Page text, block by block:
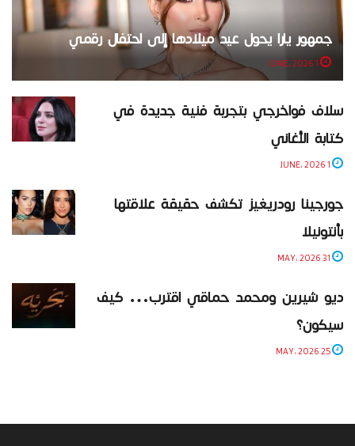
جمهور يارا يحول عيد ميلادها إلى احتفال رقمي
سلاف فواخرجي بتجربة فنية جديدة في
كتابة الأغاني
جورجينا رودريغيز تكشف حقيقة علاقتها
بأنتونيلا
ديو شيرين ومحمد حماقي اقترب… كيف
سيكون؟